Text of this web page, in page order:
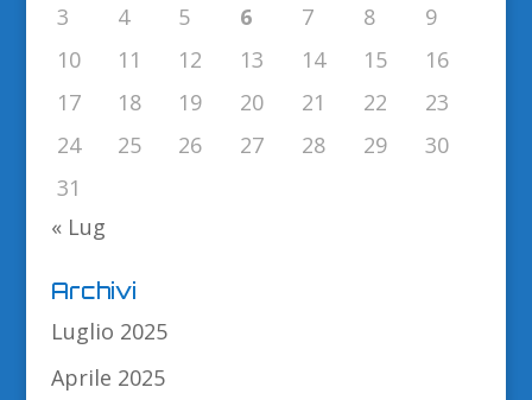
3
4 5 6 7 8
9
10
11 12 13 14 15
16
17
18 19 20 21 22
23
24
25 26 27 28 29
30
31
« Lug
Archivi
Luglio 2025
Aprile 2025